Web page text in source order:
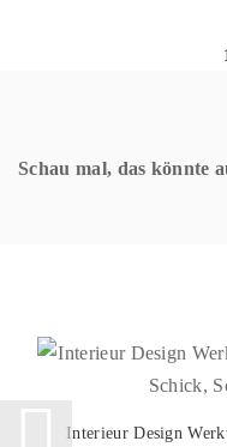
Schau mal, das könnte
Interieur Design